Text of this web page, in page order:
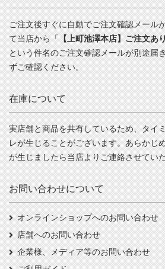
ご注文後すぐに自動でご注文確認メール
て当店から「【上町池澤本店】ご注文あ
という件名のご注文確認メールが別途届
ずご確認ください。
在庫について
実店舗と商品を共有しているため、タイ
レが生じることがございます。あらかじ
が生じましたら当店よりご連絡させてい
お問い合わせについて
オンラインショップへのお問い合わせ
店舗へのお問い合わせ
企業様、メディア等のお問い合わせ